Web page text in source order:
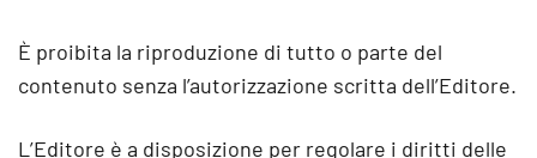
È proibita la riproduzione di tutto o parte del
contenuto senza l’autorizzazione scritta dell’Editore.
L’Editore è a disposizione per regolare i diritti delle